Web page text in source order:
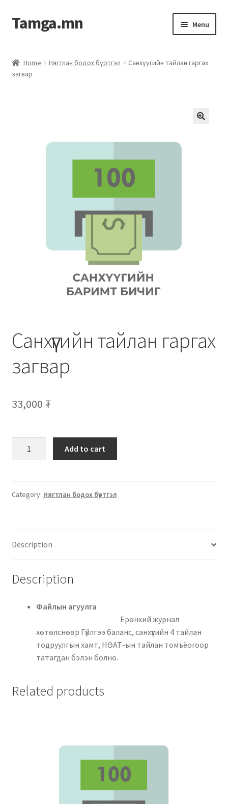
Tamga.mn Menu
ХАБЭА-н багц
Компанийн удирдлагын бичиг баримт
Нягтлан бодох бүртгэл
Санхүүгийн анхан шатны баримтуудын загвар
Хөдөлмөрийн багц баримт
Хүний нөөцийн бодлогын баримт
Шүүхэд нэхэмжлэл гаргах загварууд
Home Нягтлан бодох бүртгэл
Санхүүгийн тайлан гаргах
загвар
Санхүүгийн тайлан гаргах
загвар
33,000 ₮
Add to cart
Category: Нягтлан бодох бүртгэл
Description
Description
Файлын агуулга
Ерөнхий журнал
хөтөлснөөр Гүйлгээ баланс, санхүүгийн 4 тайлан
тодруулгын хамт, НӨАТ-ын тайлан томъёогоор
татагдан бэлэн болно.
Related products